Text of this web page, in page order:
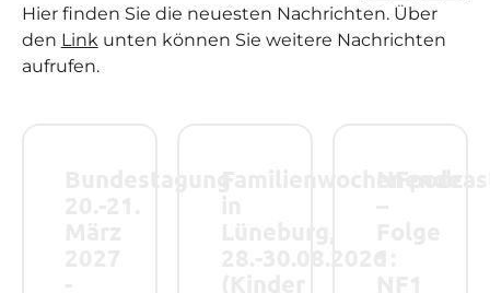
Previous
Next
Hier finden Sie die neuesten Nachrichten. Über
den Link unten können Sie weitere Nachrichten
aufrufen.